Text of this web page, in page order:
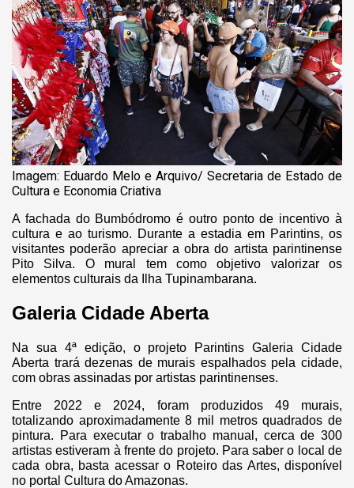
Imagem: Eduardo Melo e Arquivo/ Secretaria de Estado de
Cultura e Economia Criativa
A fachada do Bumbódromo é outro ponto de incentivo à
cultura e ao turismo. Durante a estadia em Parintins, os
visitantes poderão apreciar a obra do artista parintinense
Pito Silva. O mural tem como objetivo valorizar os
elementos culturais da Ilha Tupinambarana.
Galeria Cidade Aberta
Na sua 4ª edição, o projeto Parintins Galeria Cidade
Aberta trará dezenas de murais espalhados pela cidade,
com obras assinadas por artistas parintinenses.
Entre 2022 e 2024, foram produzidos 49 murais,
totalizando aproximadamente 8 mil metros quadrados de
pintura. Para executar o trabalho manual, cerca de 300
artistas estiveram à frente do projeto. Para saber o local de
cada obra, basta acessar o Roteiro das Artes, disponível
no portal Cultura do Amazonas.